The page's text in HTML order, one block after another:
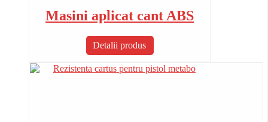
Masini aplicat cant ABS
Detalii produs